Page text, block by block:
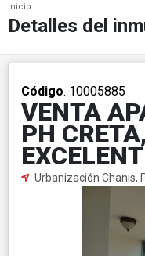
Inicio
Detalles del
Código. 10005885
VENTA
PH
Urbanización Chanis,